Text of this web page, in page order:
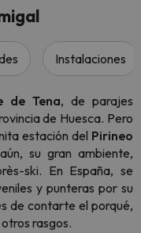
Instalaciones
de Tena, de parajes
de Huesca. Pero
estación del Pirineo
su gran ambiente,
ski. En España, se
y punteras por su
de contarte el porqué,
rasgos.